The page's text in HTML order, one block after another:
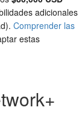
adicionales
Comprender las
estas